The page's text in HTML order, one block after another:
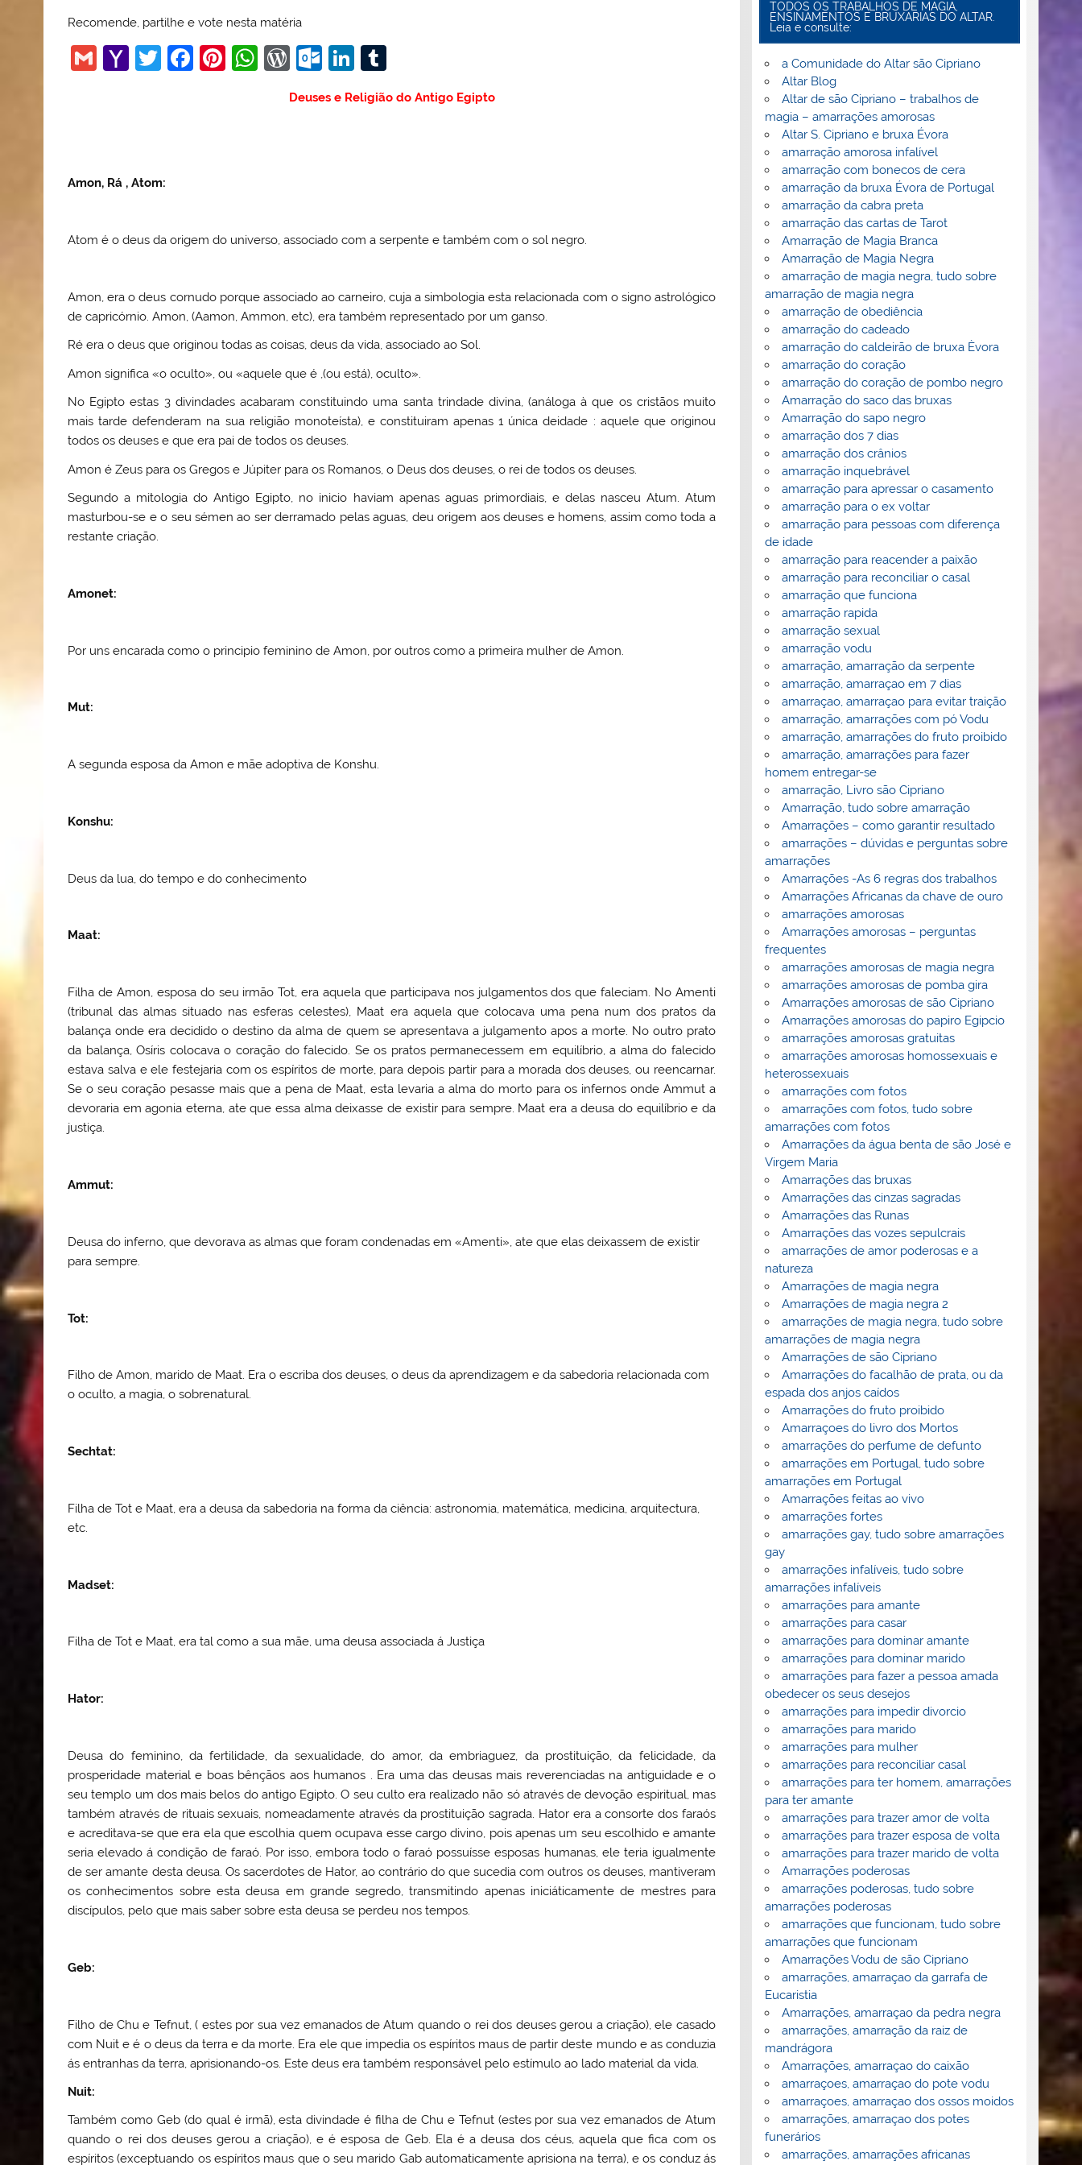
Recomende, partilhe e vote nesta matéria
G
Y
M
l
T
F
k
Pi W W
d
O
lo
m
Li
k
m
Deuses e Religião do Antigo Egipto
Amon, Rá , Atom:
Atom é o deus da origem do universo, associado com a serpente e também com o sol negro.
Amon, era o deus cornudo porque associado ao carneiro, cuja a simbologia esta relacionada com o signo astrológico
de capricórnio. Amon, (Aamon, Ammon, etc), era também representado por um ganso.
Ré era o deus que originou todas as coisas, deus da vida, associado ao Sol.
Amon significa «o oculto», ou «aquele que é ,(ou está), oculto».
No Egipto estas 3 divindades acabaram constituindo uma santa trindade divina, (análoga à que os cristãos muito
mais tarde defenderam na sua religião monoteísta), e constituiram apenas 1 única deidade : aquele que originou
todos os deuses e que era pai de todos os deuses.
Amon é Zeus para os Gregos e Júpiter para os Romanos, o Deus dos deuses, o rei de todos os deuses.
Segundo a mitologia do Antigo Egipto, no inicio haviam apenas aguas primordiais, e delas nasceu Atum. Atum
masturbou-se e o seu sémen ao ser derramado pelas aguas, deu origem aos deuses e homens, assim como toda a
restante criação.
Amonet:
Por uns encarada como o principio feminino de Amon, por outros como a primeira mulher de Amon.
Mut:
A segunda esposa da Amon e mãe adoptiva de Konshu.
Konshu:
Deus da lua, do tempo e do conhecimento
Maat:
Filha de Amon, esposa do seu irmão Tot, era aquela que participava nos julgamentos dos que faleciam. No Amenti
(tribunal das almas situado nas esferas celestes), Maat era aquela que colocava uma pena num dos pratos da
balança onde era decidido o destino da alma de quem se apresentava a julgamento apos a morte. No outro prato
da balança, Osíris colocava o coração do falecido. Se os pratos permanecessem em equilíbrio, a alma do falecido
estava salva e ele festejaria com os espíritos de morte, para depois partir para a morada dos deuses, ou reencarnar.
Se o seu coração pesasse mais que a pena de Maat, esta levaria a alma do morto para os infernos onde Ammut a
devoraria em agonia eterna, ate que essa alma deixasse de existir para sempre. Maat era a deusa do equilíbrio e da
justiça.
Ammut:
Deusa do inferno, que devorava as almas que foram condenadas em «Amenti», ate que elas deixassem de existir
para sempre.
Tot:
Filho de Amon, marido de Maat. Era o escriba dos deuses, o deus da aprendizagem e da sabedoria relacionada com
o oculto, a magia, o sobrenatural.
Sechtat:
Filha de Tot e Maat, era a deusa da sabedoria na forma da ciência: astronomia, matemática, medicina, arquitectura,
etc.
Madset:
Filha de Tot e Maat, era tal como a sua mãe, uma deusa associada á Justiça
Hator:
Deusa do feminino, da fertilidade, da sexualidade, do amor, da embriaguez, da prostituição, da felicidade, da
prosperidade material e boas bênçãos aos humanos . Era uma das deusas mais reverenciadas na antiguidade e o
seu templo um dos mais belos do antigo Egipto. O seu culto era realizado não só através de devoção espiritual, mas
também através de rituais sexuais, nomeadamente através da prostituição sagrada. Hator era a consorte dos faraós
e acreditava-se que era ela que escolhia quem ocupava esse cargo divino, pois apenas um seu escolhido e amante
seria elevado á condição de faraó. Por isso, embora todo o faraó possuísse esposas humanas, ele teria igualmente
de ser amante desta deusa. Os sacerdotes de Hator, ao contrário do que sucedia com outros os deuses, mantiveram
os conhecimentos sobre esta deusa em grande segredo, transmitindo apenas iniciáticamente de mestres para
discípulos, pelo que mais saber sobre esta deusa se perdeu nos tempos.
Geb:
Filho de Chu e Tefnut, ( estes por sua vez emanados de Atum quando o rei dos deuses gerou a criação), ele casado
com Nuit e é o deus da terra e da morte. Era ele que impedia os espíritos maus de partir deste mundo e as conduzia
ás entranhas da terra, aprisionando-os. Este deus era também responsável pelo estímulo ao lado material da vida.
Nuit:
Também como Geb (do qual é irmã), esta divindade é filha de Chu e Tefnut (estes por sua vez emanados de Atum
quando o rei dos deuses gerou a criação), e é esposa de Geb. Ela é a deusa dos céus, aquela que fica com os
espíritos (exceptuando os espíritos maus que o seu marido Gab automaticamente aprisiona na terra), e os conduz ás
TODOS OS TRABALHOS DE MAGIA,
ENSINAMENTOS E BRUXARIAS DO ALTAR.
Leia e consulte:
a Comunidade do Altar são Cipriano
Altar Blog
Altar de são Cipriano – trabalhos de
magia – amarrações amorosas
Altar S. Cipriano e bruxa Évora
amarração amorosa infalível
amarração com bonecos de cera
amarração da bruxa Évora de Portugal
amarração da cabra preta
amarração das cartas de Tarot
Amarração de Magia Branca
Amarração de Magia Negra
amarração de magia negra, tudo sobre
amarração de magia negra
amarração de obediência
amarração do cadeado
amarração do caldeirão de bruxa Èvora
amarração do coração
amarração do coração de pombo negro
Amarração do saco das bruxas
Amarração do sapo negro
amarração dos 7 dias
amarração dos crânios
amarração inquebrável
amarração para apressar o casamento
amarração para o ex voltar
amarração para pessoas com diferença
de idade
amarração para reacender a paixão
amarração para reconciliar o casal
amarração que funciona
amarração rapida
amarração sexual
amarração vodu
amarração, amarração da serpente
amarração, amarraçao em 7 dias
amarraçao, amarraçao para evitar traição
amarração, amarrações com pó Vodu
amarração, amarrações do fruto proibido
amarração, amarrações para fazer
homem entregar-se
amarração, Livro são Cipriano
Amarração, tudo sobre amarração
Amarrações – como garantir resultado
amarrações – dúvidas e perguntas sobre
amarrações
Amarrações -As 6 regras dos trabalhos
Amarrações Africanas da chave de ouro
amarrações amorosas
Amarrações amorosas – perguntas
frequentes
amarrações amorosas de magia negra
amarrações amorosas de pomba gira
Amarrações amorosas de são Cipriano
Amarrações amorosas do papiro Egipcio
amarrações amorosas gratuitas
amarrações amorosas homossexuais e
heterossexuais
amarrações com fotos
amarrações com fotos, tudo sobre
amarrações com fotos
Amarrações da água benta de são José e
Virgem Maria
Amarrações das bruxas
Amarrações das cinzas sagradas
Amarrações das Runas
Amarrações das vozes sepulcrais
amarrações de amor poderosas e a
natureza
Amarrações de magia negra
Amarrações de magia negra 2
amarrações de magia negra, tudo sobre
amarrações de magia negra
Amarrações de são Cipriano
Amarrações do facalhão de prata, ou da
espada dos anjos caídos
Amarrações do fruto proibido
Amarraçoes do livro dos Mortos
amarrações do perfume de defunto
amarrações em Portugal, tudo sobre
amarrações em Portugal
Amarrações feitas ao vivo
amarrações fortes
amarrações gay, tudo sobre amarrações
gay
amarrações infalíveis, tudo sobre
amarrações infalíveis
amarrações para amante
amarrações para casar
amarrações para dominar amante
amarrações para dominar marido
amarrações para fazer a pessoa amada
obedecer os seus desejos
amarrações para impedir divorcio
amarrações para marido
amarrações para mulher
amarrações para reconciliar casal
amarrações para ter homem, amarrações
para ter amante
amarrações para trazer amor de volta
amarrações para trazer esposa de volta
amarrações para trazer marido de volta
Amarrações poderosas
amarrações poderosas, tudo sobre
amarrações poderosas
amarrações que funcionam, tudo sobre
amarrações que funcionam
Amarrações Vodu de são Cipriano
amarrações, amarraçao da garrafa de
Eucaristia
Amarrações, amarraçao da pedra negra
amarrações, amarração da raiz de
mandrágora
Amarrações, amarraçao do caixão
amarraçoes, amarraçao do pote vodu
amarraçoes, amarraçao dos ossos moidos
amarrações, amarraçao dos potes
funerários
amarrações, amarrações africanas